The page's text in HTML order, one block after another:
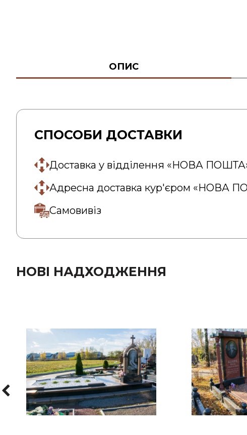
ОПИС
СПОСОБИ ДОСТАВКИ
Доставка у відділення «НОВА
Адресна доставка кур'єром «НОВА
Самовивіз
НОВІ НАДХОДЖЕННЯ